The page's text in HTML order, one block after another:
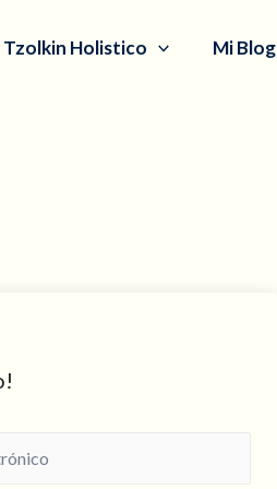
Tzolkin Holistico
Mi Blog